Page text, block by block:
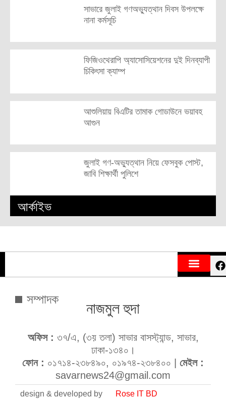
সাভারে জুলাই গণঅভ্যুত্থান দিবস উপলক্ষে
নানা কর্মসূচি
ফিজিওথেরাপি অ্যাসোসিয়েশনের দুই দিনব্যাপী
চিকিৎসা ক্যাম্প
আশুলিয়ায় বিএটির তামাক গোডাউনে ভয়াবহ
আগুন
জুলাই গণ-অভ্যুত্থান নিয়ে ফেসবুক পোস্ট,
জাবি শিক্ষার্থী পুলিশে
আর্কাইভ
সম্পাদক
নাজমুল হুদা
অফিস : ৩৭/এ, (৩য় তলা) সাভার বাসস্ট্যান্ড, সাভার,
ঢাকা-১৩৪০।
ফোন : ০১৭১৪-২৩৮৪৯০, ০১৯৭৪-২৩৮৪০০ | মেইল :
savarnews24@gmail.com
design & developed by Rose IT BD